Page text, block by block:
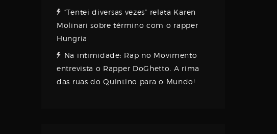
“Tentei diversas vezes” relata Karen
Molinari sobre término com o rapper
Hungria
Na intimidade: Rap no Movimento
entrevista o Rapper DoGhetto. A rima
das ruas do Quintino para o Mundo!